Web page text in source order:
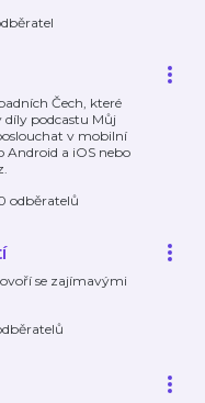
Čech, které
díly podcastu Můj
v mobilní
Android a iOS nebo
odběratelů
se zajímavými